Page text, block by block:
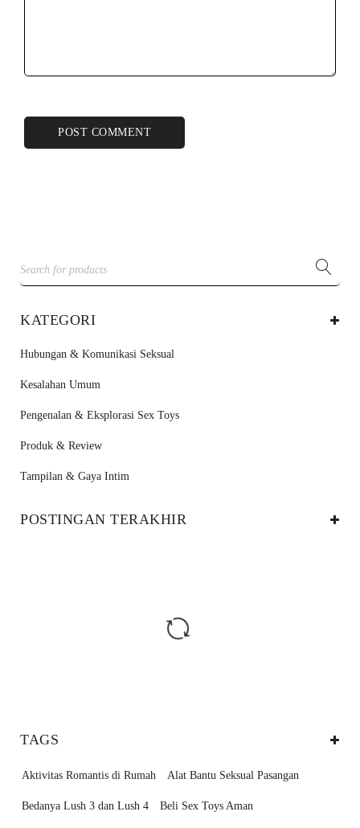
POST COMMENT
KATEGORI
Hubungan & Komunikasi Seksual
Kesalahan Umum
Pengenalan & Eksplorasi Sex Toys
Produk & Review
Tampilan & Gaya Intim
POSTINGAN TERAKHIR
TAGS
Aktivitas Romantis di Rumah Alat Bantu Seksual Pasangan
Bedanya Lush 3 dan Lush 4 Beli Sex Toys Aman